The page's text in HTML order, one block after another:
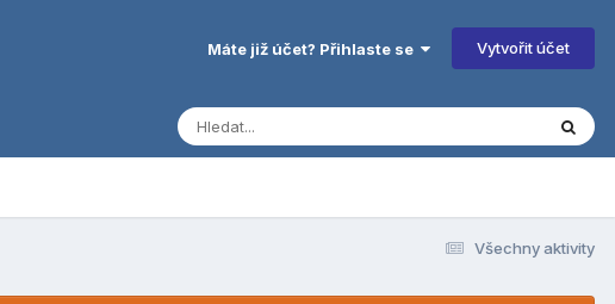
Máte již účet? Přihlaste se Vytvořit účet
Všechny aktivity